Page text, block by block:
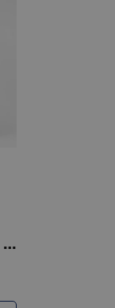
Nacionālā parka karte 1:80 000